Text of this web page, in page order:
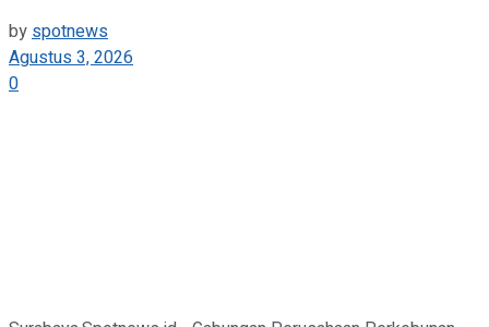
byspotnews
Agustus 3, 2026
0